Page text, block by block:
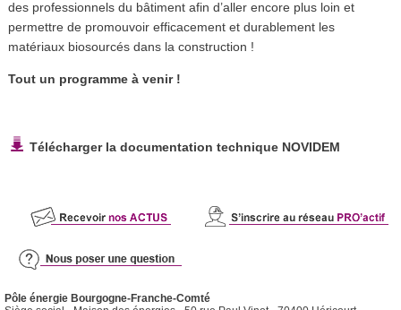
des professionnels du bâtiment afin d’aller encore plus loin et
permettre de promouvoir efficacement et durablement les
matériaux biosourcés dans la construction !
Tout un programme à venir !
Télécharger la documentation technique NOVIDEM
Pôle énergie Bourgogne-Franche-Comté